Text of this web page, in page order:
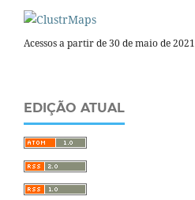
Acessos a partir de 30 de maio de 2021
EDIÇÃO ATUAL